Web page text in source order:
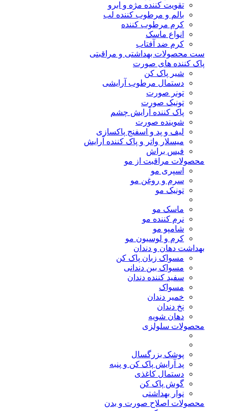
تقویت کننده مژه و ابرو
بالم و مرطوب کننده لب
کرم مرطوب کننده
انواع ماسک
کرم ضد آفتاب
ست محصولات بهداشتی و مراقبتی
پاک کننده های صورت
شیر پاک کن
دستمال مرطوب آرایشی
تونر صورت
تونیک صورت
پاک کننده آرایش چشم
شوینده صورت
لیف و پد و اسفنج پاکسازی
میسلار واتر و پاک کننده آرایش
فیس براش
محصولات مراقبت از مو
اسپری مو
سرم و روغن مو
تونیک مو
ماسک مو
نرم کننده مو
شامپو مو
کرم و لوسیون مو
بهداشت دهان و دندان
مسواک زبان پاک کن
مسواک بین دندانی
سفید کننده دندان
مسواک
خمیر دندان
نخ دندان
دهان شویه
محصولات سلولزی
پوشک بزرگسال
پد آرایش پاک کن و پنبه
دستمال کاغذی
گوش پاک کن
نوار بهداشتی
محصولات اصلاح صورت و بدن